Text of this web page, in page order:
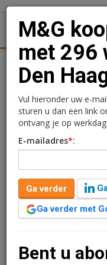
M&G
296
Haag
Redactie
14
één jaar geleden
M&G heeft The Rock
De overige 99
M&G
met 296
Den
Vul hieronder uw e-
sturen u dan een link
ontvang je op
E-mailadres*:
Ga verder
Ga verder met
Bent u